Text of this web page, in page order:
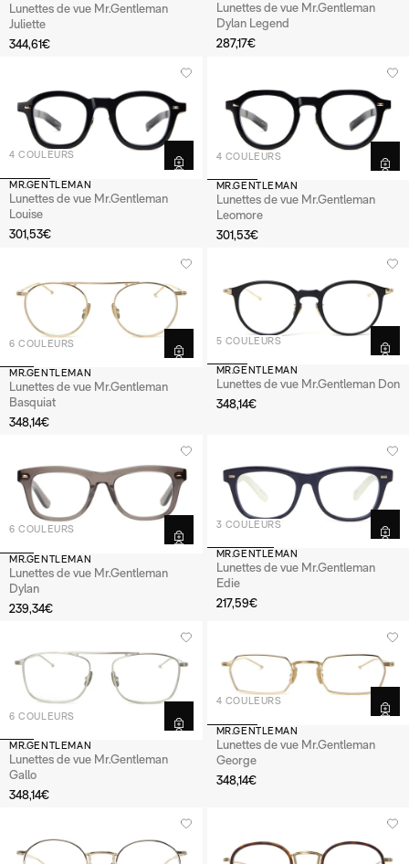
Lunettes de vue Mr.Gentleman
Juliette
344,61€
Lunettes de vue Mr.Gentleman
Dylan Legend
287,17€
4 COULEURS
MR.GENTLEMAN
Lunettes de vue Mr.Gentleman
Louise
301,53€
4 COULEURS
MR.GENTLEMAN
Lunettes de vue Mr.Gentleman
Leomore
301,53€
6 COULEURS
MR.GENTLEMAN
Lunettes de vue Mr.Gentleman
Basquiat
348,14€
5 COULEURS
MR.GENTLEMAN
Lunettes de vue Mr.Gentleman Don
348,14€
6 COULEURS
MR.GENTLEMAN
Lunettes de vue Mr.Gentleman
Dylan
239,34€
3 COULEURS
MR.GENTLEMAN
Lunettes de vue Mr.Gentleman
Edie
217,59€
6 COULEURS
MR.GENTLEMAN
Lunettes de vue Mr.Gentleman
Gallo
348,14€
4 COULEURS
MR.GENTLEMAN
Lunettes de vue Mr.Gentleman
George
348,14€